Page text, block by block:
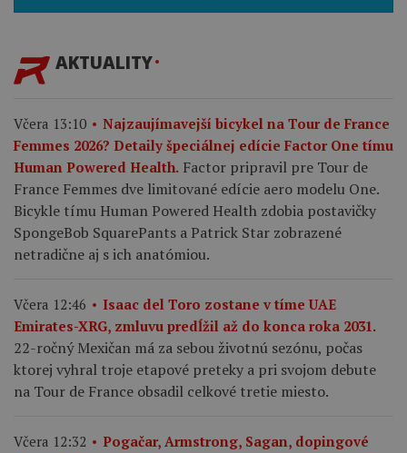
AKTUALITY
Včera 13:10
Najzaujímavejší bicykel na Tour de France
Femmes 2026? Detaily špeciálnej edície Factor One tímu
Human Powered Health. Factor pripravil pre Tour de
France Femmes dve limitované edície aero modelu One.
Bicykle tímu Human Powered Health zdobia postavičky
SpongeBob SquarePants a Patrick Star zobrazené
netradične aj s ich anatómiou.
Včera 12:46
Isaac del Toro zostane v tíme UAE
Emirates-XRG, zmluvu predĺžil až do konca roka 2031.
22-ročný Mexičan má za sebou životnú sezónu, počas
ktorej vyhral troje etapové preteky a pri svojom debute
na Tour de France obsadil celkové tretie miesto.
Včera 12:32
Pogačar, Armstrong, Sagan, dopingové